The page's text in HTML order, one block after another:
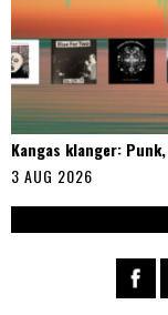
Kangas klanger:
3 AUG 2026